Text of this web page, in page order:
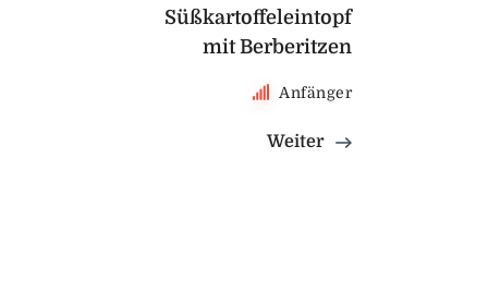
Süßkartoffeleintopf
mit Berberitzen
Anfänger
Weiter